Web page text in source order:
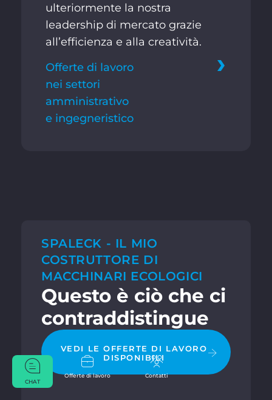
Offerte di lavoro
Contatti
CHAT
ulteriormente la nostra
leadership di mercato grazie
all’efficienza e alla creatività.
Offerte di lavoro
nei settori
amministrativo
e ingegneristico
SPALECK - IL MIO
COSTRUTTORE DI
MACCHINARI ECOLOGICI
Questo è ciò che ci
contraddistingue
VEDI LE OFFERTE DI LAVORO
DISPONIBILI